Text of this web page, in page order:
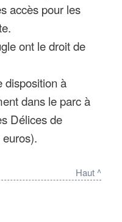
accès pour les
ont le droit de
disposition à
dans le parc à
Délices de
Haut ^